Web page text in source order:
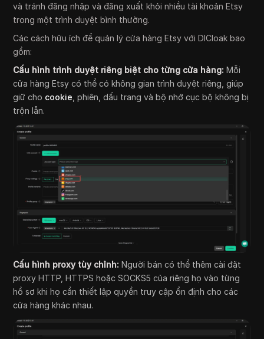
và tránh đăng nhập và đăng xuất khỏi nhiều tài khoản Etsy
trong một trình duyệt bình thường.
Các cách hữu ích để quản lý cửa hàng Etsy với DICloak bao
gồm:
Cấu hình trình duyệt riêng biệt cho từng cửa hàng: Mỗi
cửa hàng Etsy có thể có không gian trình duyệt riêng, giúp
giữ cho cookie , phiên, dấu trang và bộ nhớ cục bộ không bị
trộn lẫn.
Cấu hình proxy tùy chỉnh: Người bán có thể thêm cài đặt
proxy HTTP, HTTPS hoặc SOCKS5 của riêng họ vào từng
hồ sơ khi họ cần thiết lập quyền truy cập ổn định cho các
cửa hàng khác nhau.